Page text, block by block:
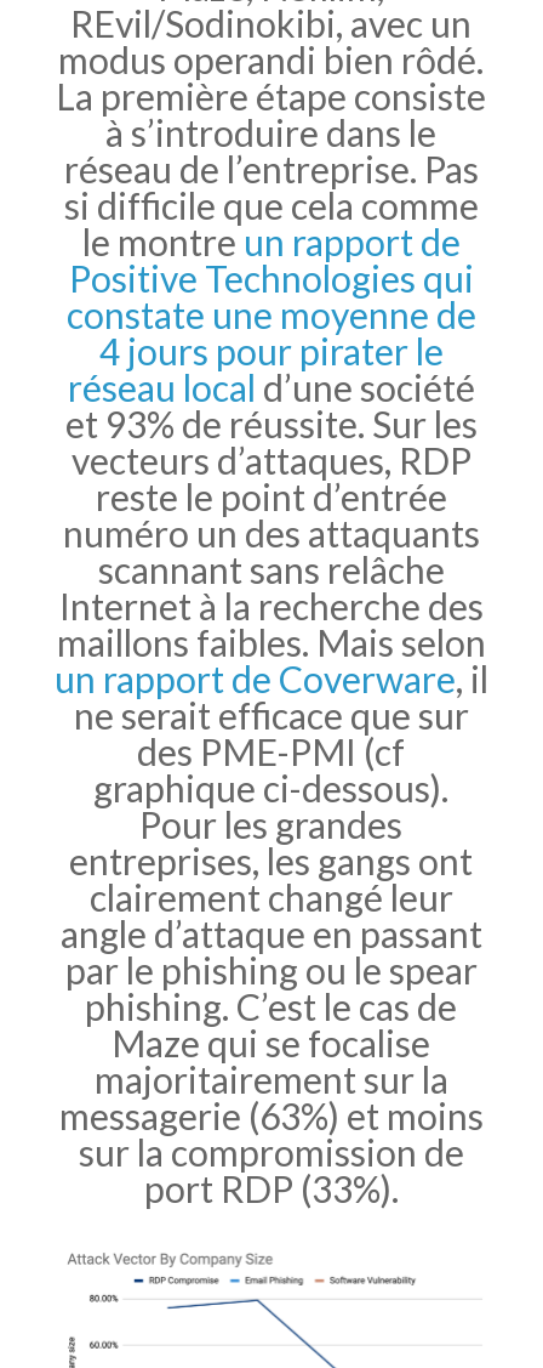
REvil/Sodinokibi, avec un
modus operandi bien rôdé.
La première étape consiste
à s’introduire dans le
réseau de l’entreprise. Pas
si difficile que cela comme
le montre un rapport de
Positive Technologies qui
constate une moyenne de
4 jours pour pirater le
réseau local d’une société
et 93% de réussite. Sur les
vecteurs d’attaques, RDP
reste le point d’entrée
numéro un des attaquants
scannant sans relâche
Internet à la recherche des
maillons faibles. Mais selon
un rapport de Coverware, il
ne serait efficace que sur
des PME-PMI (cf
graphique ci-dessous).
Pour les grandes
entreprises, les gangs ont
clairement changé leur
angle d’attaque en passant
par le phishing ou le spear
phishing. C’est le cas de
Maze qui se focalise
majoritairement sur la
messagerie (63%) et moins
sur la compromission de
port RDP (33%).